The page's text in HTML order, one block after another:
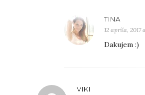
TINA
12 apríla, 2017
Dakujem :)
VIKI